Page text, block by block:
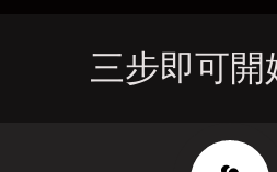
三步即可開